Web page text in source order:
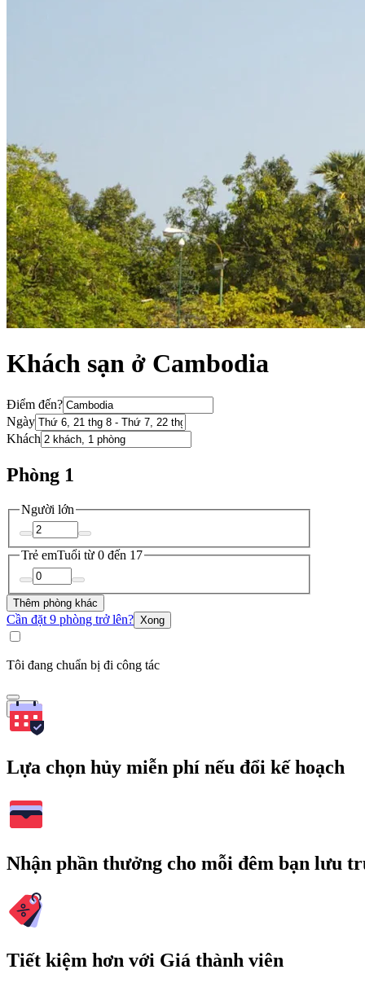
Khách sạn ở Cambodia
Điểm đến?
Ngày
Khách
Phòng 1
Người lớn
Trẻ emTuổi từ 0 đến 17
Thêm phòng khác
Cần đặt 9 phòng trở lên? Xong
Tôi đang chuẩn bị đi công tác
Tìm
Lựa chọn hủy miễn phí nếu đổi kế hoạch
Nhận phần thưởng cho mỗi đêm bạn lưu
Tiết kiệm hơn với Giá thành viên